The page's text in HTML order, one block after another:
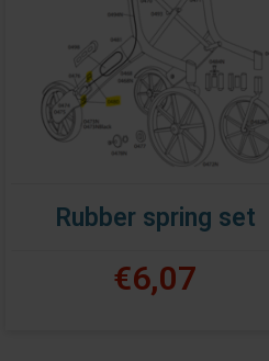
Rubber spring set
€6,07